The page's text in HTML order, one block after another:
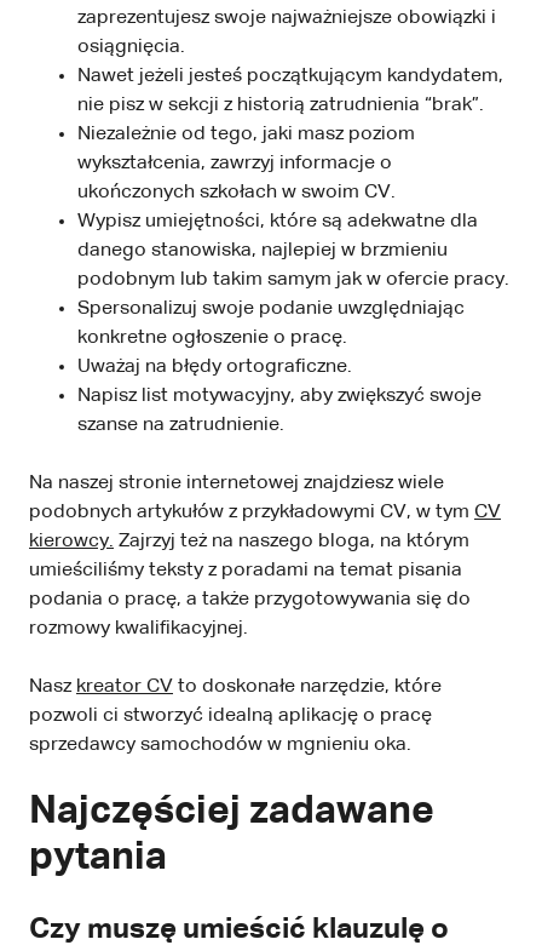
zaprezentujesz swoje najważniejsze obowiązki i
osiągnięcia.
Nawet jeżeli jesteś początkującym kandydatem,
nie pisz w sekcji z historią zatrudnienia “brak”.
Niezależnie od tego, jaki masz poziom
wykształcenia, zawrzyj informacje o
ukończonych szkołach w swoim CV.
Wypisz umiejętności, które są adekwatne dla
danego stanowiska, najlepiej w brzmieniu
podobnym lub takim samym jak w ofercie pracy.
Spersonalizuj swoje podanie uwzględniając
konkretne ogłoszenie o pracę.
Uważaj na błędy ortograficzne.
Napisz list motywacyjny, aby zwiększyć swoje
szanse na zatrudnienie.
Na naszej stronie internetowej znajdziesz wiele
podobnych artykułów z przykładowymi CV, w tym CV
kierowcy. Zajrzyj też na naszego bloga, na którym
umieściliśmy teksty z poradami na temat pisania
podania o pracę, a także przygotowywania się do
rozmowy kwalifikacyjnej.
Nasz kreator CV to doskonałe narzędzie, które
pozwoli ci stworzyć idealną aplikację o pracę
sprzedawcy samochodów w mgnieniu oka.
Najczęściej zadawane
pytania
Czy muszę umieścić klauzulę o